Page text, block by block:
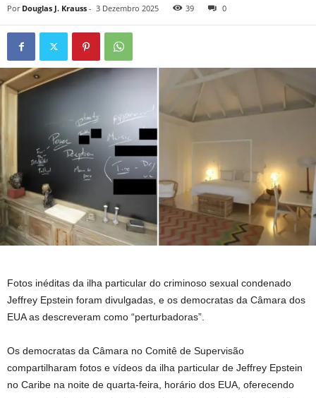
Por Douglas J. Krauss - 3 Dezembro 2025 39 0
Fotos inéditas da ilha particular do criminoso sexual condenado
Jeffrey Epstein foram divulgadas, e os democratas da Câmara dos
EUA as descreveram como “perturbadoras”.
Os democratas da Câmara no Comitê de Supervisão
compartilharam fotos e vídeos da ilha particular de Jeffrey Epstein
no Caribe na noite de quarta-feira, horário dos EUA, oferecendo